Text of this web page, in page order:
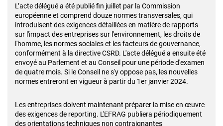
L’acte délégué a été publié fin juillet par la Commission
européenne et comprend douze normes transversales, qui
introduisent des exigences détaillées en matière de rapports
sur l'impact des entreprises sur l'environnement, les droits de
l'homme, les normes sociales et les facteurs de gouvernance,
conformément à la directive CSRD. L'acte délégué a ensuite été
envoyé au Parlement et au Conseil pour une période d'examen
de quatre mois. Si le Conseil ne s'y oppose pas, les nouvelles
normes entreront en vigueur à partir du 1er janvier 2024.
Les entreprises doivent maintenant préparer la mise en œuvre
des exigences de reporting. L'EFRAG publiera périodiquement
des orientations techniques non contraignantes